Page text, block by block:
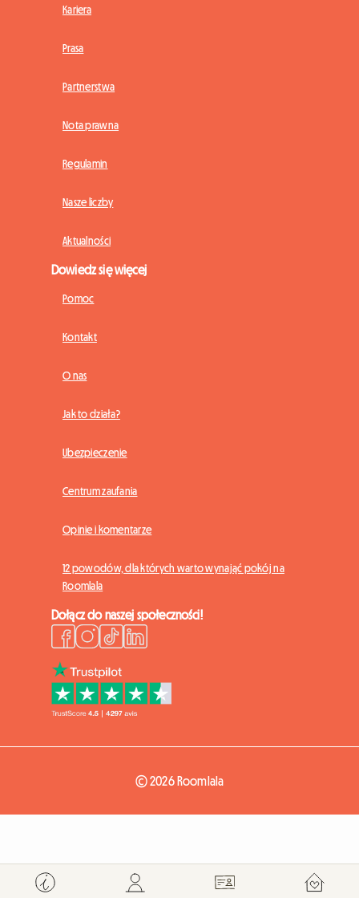
Kariera
Prasa
Partnerstwa
Nota prawna
Regulamin
Nasze liczby
Aktualności
Dowiedz się więcej
Pomoc
Kontakt
O nas
Jak to działa?
Ubezpieczenie
Centrum zaufania
Opinie i komentarze
12 powodów, dla których warto wynająć pokój na
Roomlala
Dołącz do naszej społeczności!
© 2026 Roomlala